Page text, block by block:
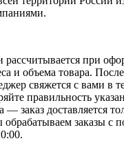
рассчитывается при
и объема товара.
свяжется с вами в
правильность
заказ доставляется
заказы с